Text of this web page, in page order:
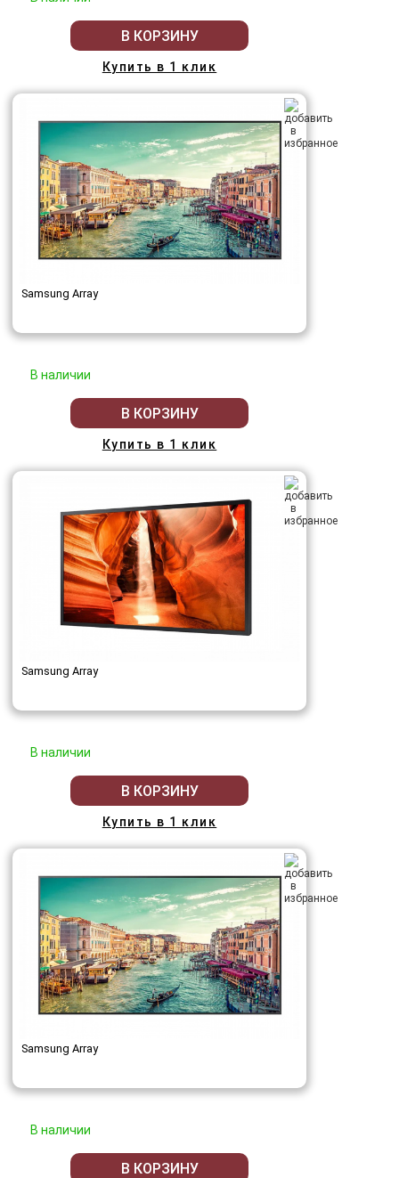
В КОРЗИНУ
Купить в 1 клик
Samsung Array
В наличии
В КОРЗИНУ
Купить в 1 клик
Samsung Array
В наличии
В КОРЗИНУ
Купить в 1 клик
Samsung Array
В наличии
В КОРЗИНУ